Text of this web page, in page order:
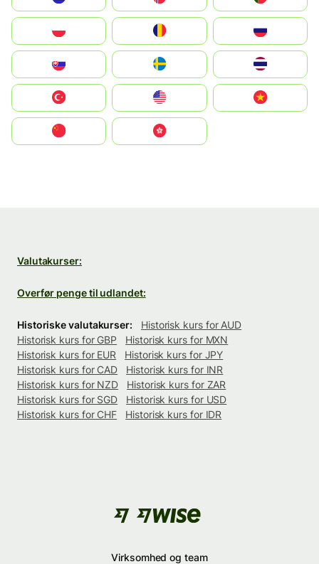
United States
中國香港特別行政區
Valutakurser:
Overfør penge til udlandet:
Historiske valutakurser:
Historisk kurs for AUD
Historisk kurs for GBP
Historisk kurs for MXN
Historisk kurs for EUR
Historisk kurs for JPY
Historisk kurs for CAD
Historisk kurs for INR
Historisk kurs for NZD
Historisk kurs for ZAR
Historisk kurs for SGD
Historisk kurs for USD
Historisk kurs for CHF
Historisk kurs for IDR
Virksomhed og team